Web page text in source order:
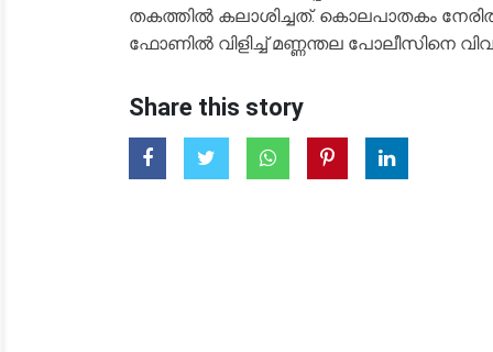
ത​ക​ത്തി​ൽ ക​ലാ​ശി​ച്ച​ത്. കൊ​ല​പാ​ത​കം
ഫോ​ണി​ൽ വി​ളി​ച്ച് മ​ണ്ണ​ന്ത​ല പോ​ലീ​സി​നെ
Share this story